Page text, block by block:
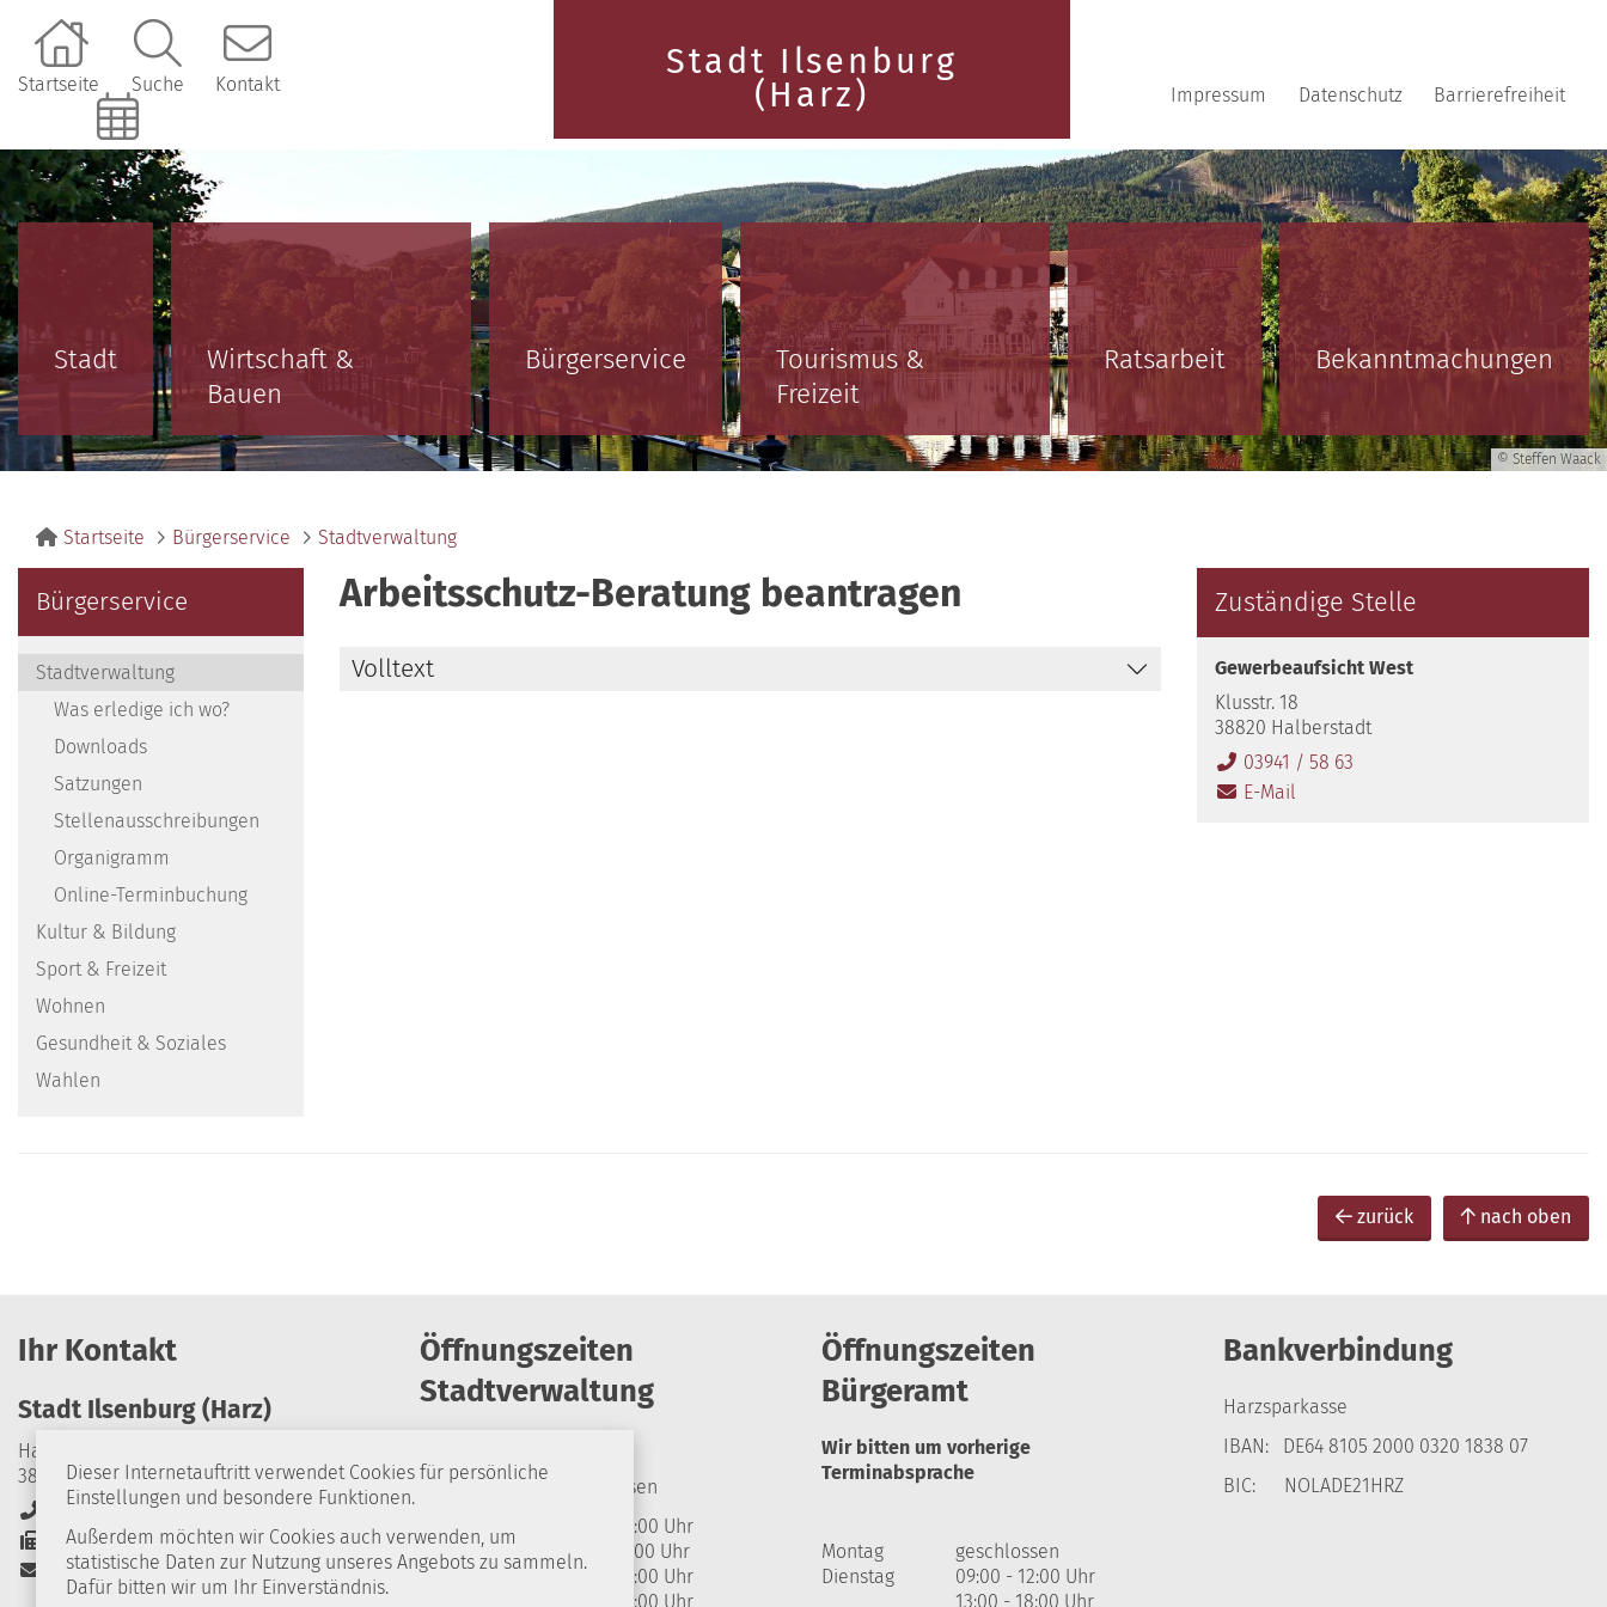
Dieser Internetauftritt verwendet Cookies für persönliche
Einstellungen und besondere Funktionen.
Außerdem möchten wir Cookies auch verwenden, um
statistische Daten zur Nutzung unseres Angebots zu sammeln.
Dafür bitten wir um Ihr Einverständnis.
Startseite Suche Kontakt
Online-Terminbuchung
Stadt Ilsenburg
(Harz)
Impressum Datenschutz Barrierefreiheit
Stadt
Wirtschaft &
Bauen
Bürgerservice
Tourismus &
Freizeit
Ratsarbeit Bekanntmachungen
© Steffen Waack
Startseite Bürgerservice Stadtverwaltung
Bürgerservice
Stadtverwaltung
Was erledige ich wo?
Downloads
Satzungen
Stellenausschreibungen
Organigramm
Online-Terminbuchung
Kultur & Bildung
Sport & Freizeit
Wohnen
Gesundheit & Soziales
Wahlen
Arbeitsschutz-Beratung beantragen
Volltext
Zuständige Stelle
Gewerbeaufsicht West
Klusstr. 18
38820 Halberstadt
03941 / 58 63
E-Mail
zurück nach oben
Ihr Kontakt
Stadt Ilsenburg (Harz)
Harzburger Straße 24
38871 Ilsenburg (Harz)
+49 39452 84-0
+49 39452 84-114
Stadt-Ilsenburg@stadt-ilsenburg.de
Öffnungszeiten
Stadtverwaltung
Montag
geschlossen
Dienstag
09:00 - 12:00 Uhr
13:00 - 17:00 Uhr
Mittwoch
09:00 - 12:00 Uhr
09:00 - 12:00 Uhr
Öffnungszeiten
Bürgeramt
Wir bitten um vorherige
Terminabsprache
Montag
geschlossen
Dienstag
09:00 - 12:00 Uhr
13:00 - 18:00 Uhr
Bankverbindung
Harzsparkasse
IBAN: DE64 8105 2000 0320 1838 07
BIC: NOLADE21HRZ